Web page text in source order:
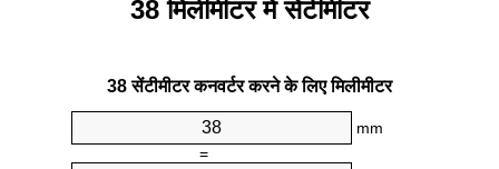
38 मिलीमीटर में सेंटीमीटर
38 सेंटीमीटर कनवर्टर करने के लिए मिलीमीटर
mm
=